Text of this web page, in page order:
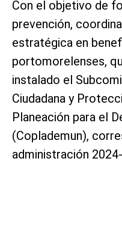
Con el objetivo de
prevención,
estratégica en
portomorelenses,
instalado el
Ciudadana y
Planeación para el
(Coplademun),
administración